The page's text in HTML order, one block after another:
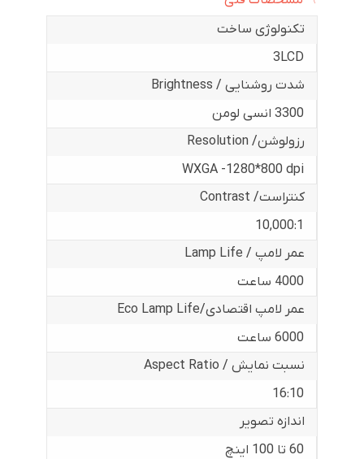
تکنولوژی ساخت
3LCD
شدت روشنایی / Brightness
3300 انسی لومن
رزولوشن/ Resolution
WXGA -1280*800 dpi
کنتراست/ Contrast
10,000:1
عمر لامپ / Lamp Life
4000 ساعت
عمر لامپ اقتصادی/Eco Lamp Life
6000 ساعت
نسبت نمایش / Aspect Ratio
16:10
اندازه تصویر
60 تا 100 اینچ